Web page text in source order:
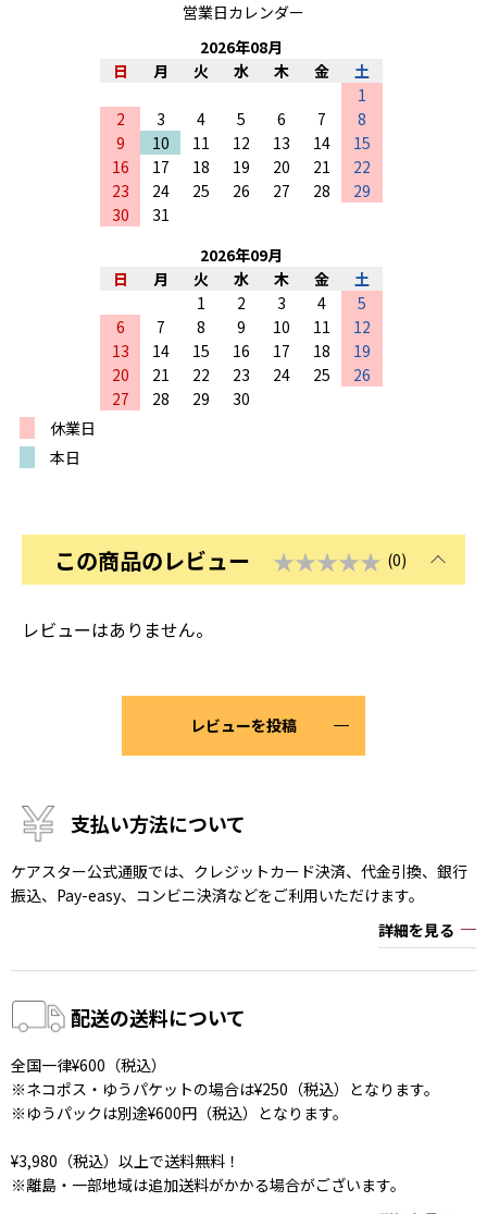
営業日カレンダー
2026年08月
日
月 火 水 木 金
土
1
2
3 4 5 6 7
8
9
10 11 12 13 14
15
16
17 18 19 20 21
22
23
24 25 26 27 28
29
30
31
2026年09月
日
月 火 水 木 金
土
1
2 3 4
5
6
7 8 9 10 11
12
13
14 15 16 17 18
19
20
21 22 23 24 25
26
27
28 29
30
休業日
本日
この商品のレビュー ★★★★★ (0)
レビューはありません。
レビューを投稿
支払い方法について
ケアスター公式通販では、クレジットカード決済、代金引換、銀行
振込、Pay-easy、コンビニ決済などをご利用いただけます。
詳細を見る
配送の送料について
全国一律¥600（税込）
※ネコポス・ゆうパケットの場合は¥250（税込）となります。
※ゆうパックは別途¥600円（税込）となります。
¥3,980（税込）以上で送料無料！
※離島・一部地域は追加送料がかかる場合がございます。